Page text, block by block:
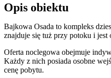
Opis obiektu
Bajkowa Osada to kompleks
znajduje się tuż przy potoku i
Oferta noclegowa obejmuje
Każdy z nich posiada osobne
cenę pobytu.